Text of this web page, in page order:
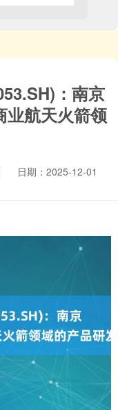
：南京
业航天火箭领
日期：2025-12-01